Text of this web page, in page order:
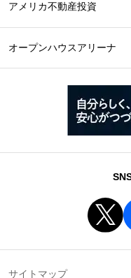
アメリカ不動産投資
オープンハウスアリーナ
サイトマップ